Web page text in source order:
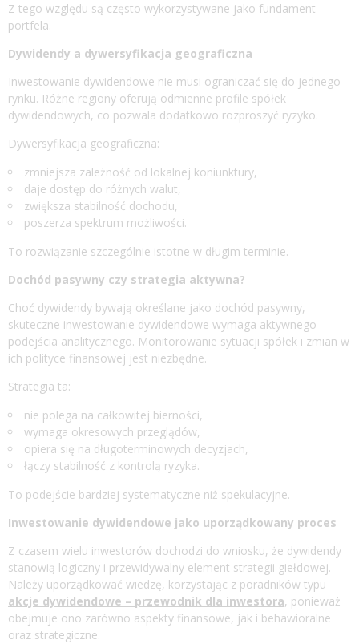
Z tego względu są często wykorzystywane jako fundament
portfela.
Dywidendy a dywersyfikacja geograficzna
Inwestowanie dywidendowe nie musi ograniczać się do jednego
rynku. Różne regiony oferują odmienne profile spółek
dywidendowych, co pozwala dodatkowo rozproszyć ryzyko.
Dywersyfikacja geograficzna:
zmniejsza zależność od lokalnej koniunktury,
daje dostęp do różnych walut,
zwiększa stabilność dochodu,
poszerza spektrum możliwości.
To rozwiązanie szczególnie istotne w długim terminie.
Dochód pasywny czy strategia aktywna?
Choć dywidendy bywają określane jako dochód pasywny,
skuteczne inwestowanie dywidendowe wymaga aktywnego
podejścia analitycznego. Monitorowanie sytuacji spółek i zmian w
ich polityce finansowej jest niezbędne.
Strategia ta:
nie polega na całkowitej bierności,
wymaga okresowych przeglądów,
opiera się na długoterminowych decyzjach,
łączy stabilność z kontrolą ryzyka.
To podejście bardziej systematyczne niż spekulacyjne.
Inwestowanie dywidendowe jako uporządkowany proces
Z czasem wielu inwestorów dochodzi do wniosku, że dywidendy
stanowią logiczny i przewidywalny element strategii giełdowej.
Należy uporządkować wiedzę, korzystając z poradników typu
akcje dywidendowe – przewodnik dla inwestora, ponieważ
obejmuje ono zarówno aspekty finansowe, jak i behawioralne
oraz strategiczne.